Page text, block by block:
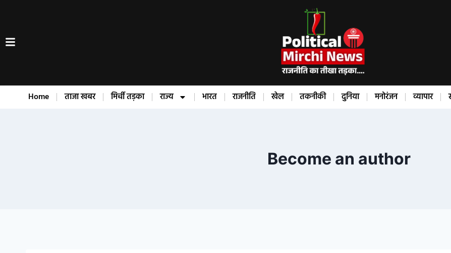
Home ताजा खबर मिर्ची तड़का राज्य भारत राजनीति खेल तकनीकी दुनिया मनोरंजन व्यापार
Become an author